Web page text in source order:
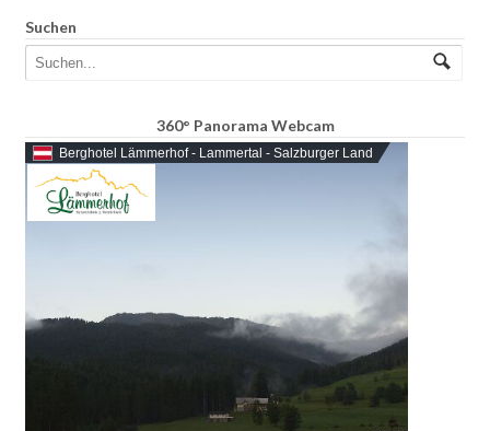
Suchen
360° Panorama Webcam
Berghotel Lämmerhof - Lammertal - Salzburger Land